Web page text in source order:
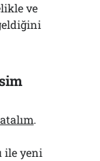
ve
.
ile yeni